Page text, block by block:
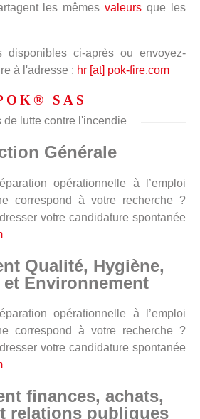
les mêmesvaleurs que les
disponibles ci-après ou envoyez-
à l'adresse : hr [at] pok-fire.com
SAS
de lutte contre l'incendie
Générale
opérationnelle à l’emploi
correspond à votre recherche ?
votre candidature spontanée
Qualité, Hygiène,
et Environnement
opérationnelle à l’emploi
correspond à votre recherche ?
votre candidature spontanée
finances, achats,
relations publiques